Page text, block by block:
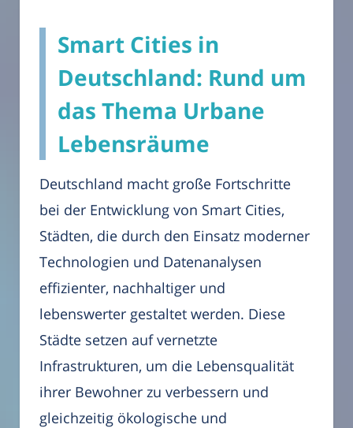
Smart Cities in
Deutschland: Rund um
das Thema Urbane
Lebensräume
Deutschland macht große Fortschritte
bei der Entwicklung von Smart Cities,
Städten, die durch den Einsatz moderner
Technologien und Datenanalysen
effizienter, nachhaltiger und
lebenswerter gestaltet werden. Diese
Städte setzen auf vernetzte
Infrastrukturen, um die Lebensqualität
ihrer Bewohner zu verbessern und
gleichzeitig ökologische und